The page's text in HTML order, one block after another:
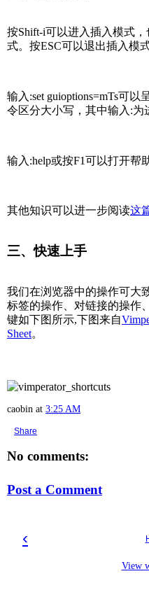
按Shift-i可以进入插入模式
式。按ESC可以退出插入模式
输入:set guioptions=mTs可
令区分大小写，其中输入:为
输入:help或按F1可以打开帮
其他知识可以进一步阅读这
三、快速上手
我们在浏览器中的操作可大
标签的操作、对链接的操作
键如下图所示,下图来自
Sheet。
caobin at 3:25 AM
Share
No comments:
Post a Comment
‹
View